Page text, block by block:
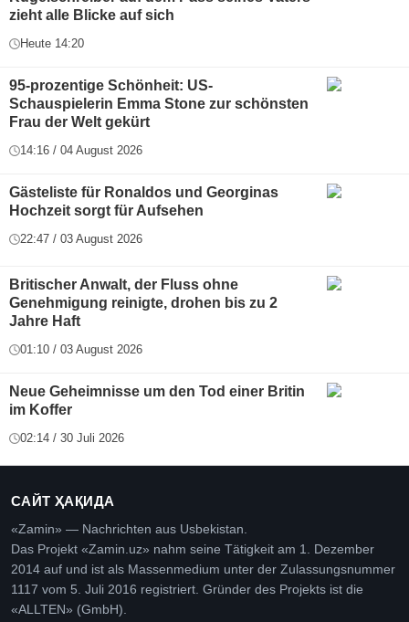
zieht alle Blicke auf sich
Heute 14:20
95-prozentige Schönheit: US-
Schauspielerin Emma Stone zur schönsten
Frau der Welt gekürt
14:16 / 04 August 2026
Gästeliste für Ronaldos und Georginas
Hochzeit sorgt für Aufsehen
22:47 / 03 August 2026
Britischer Anwalt, der Fluss ohne
Genehmigung reinigte, drohen bis zu 2
Jahre Haft
01:10 / 03 August 2026
Neue Geheimnisse um den Tod einer Britin
im Koffer
02:14 / 30 Juli 2026
САЙТ ҲАҚИДА
«Zamin» — Nachrichten aus Usbekistan.
Das Projekt «Zamin.uz» nahm seine Tätigkeit am 1. Dezember
2014 auf und ist als Massenmedium unter der Zulassungsnummer
1117 vom 5. Juli 2016 registriert. Gründer des Projekts ist die
«ALLTEN» (GmbH).